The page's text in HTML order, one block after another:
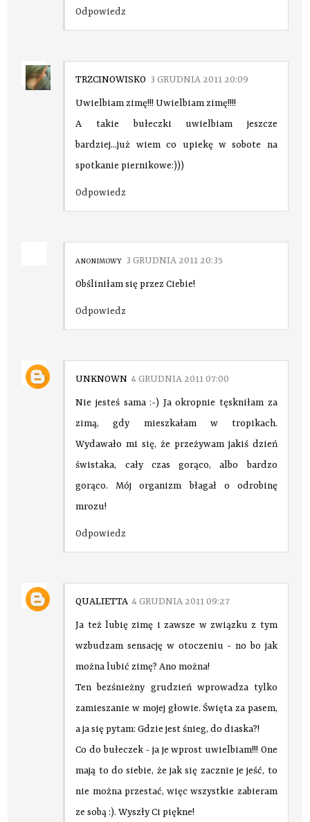
Odpowiedz
TRZCINOWISKO 3 GRUDNIA 2011 20:09
Uwielbiam zimę!!! Uwielbiam zimę!!!!
A takie bułeczki uwielbiam jeszcze
bardziej...już wiem co upiekę w sobote na
spotkanie piernikowe:)))
Odpowiedz
ANONIMOWY 3 GRUDNIA 2011 20:35
Obśliniłam się przez Ciebie!
Odpowiedz
UNKNOWN 4 GRUDNIA 2011 07:00
Nie jesteś sama :-) Ja okropnie tęskniłam za
zimą, gdy mieszkałam w tropikach.
Wydawało mi się, że przeżywam jakiś dzień
świstaka, cały czas gorąco, albo bardzo
gorąco. Mój organizm błagał o odrobinę
mrozu!
Odpowiedz
QUALIETTA 4 GRUDNIA 2011 09:27
Ja też lubię zimę i zawsze w związku z tym
wzbudzam sensację w otoczeniu - no bo jak
można lubić zimę? Ano można!
Ten bezśnieżny grudzień wprowadza tylko
zamieszanie w mojej głowie. Święta za pasem,
a ja się pytam: Gdzie jest śnieg, do diaska?!
Co do bułeczek - ja je wprost uwielbiam!!! One
mają to do siebie, że jak się zacznie je jeść, to
nie można przestać, więc wszystkie zabieram
ze sobą :). Wyszły Ci piękne!